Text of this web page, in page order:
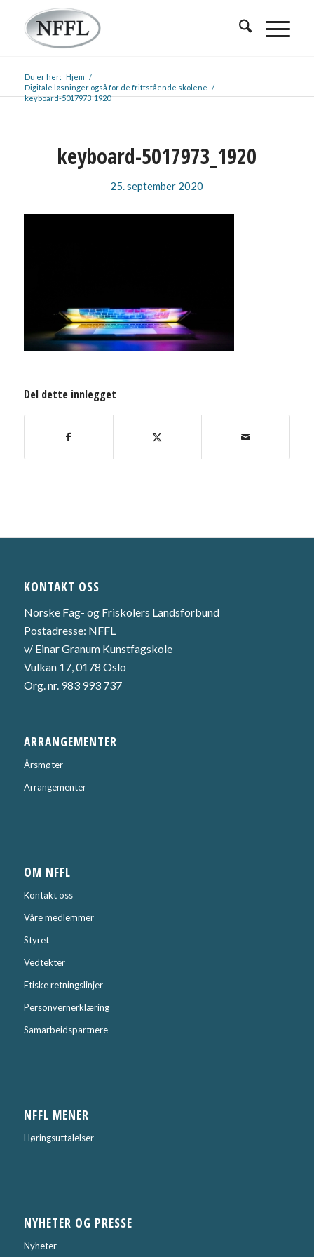
Du er her: Hjem /
Digitale løsninger også for de frittstående skolene /
keyboard-5017973_1920
keyboard-5017973_1920
25. september 2020
Del dette innlegget
KONTAKT OSS
Norske Fag- og Friskolers Landsforbund
Postadresse: NFFL
v/ Einar Granum Kunstfagskole
Vulkan 17, 0178 Oslo
Org. nr. 983 993 737
ARRANGEMENTER
Årsmøter
Arrangementer
OM NFFL
Kontakt oss
Våre medlemmer
Styret
Vedtekter
Etiske retningslinjer
Personvernerklæring
Samarbeidspartnere
NFFL MENER
Høringsuttalelser
NYHETER OG PRESSE
Nyheter